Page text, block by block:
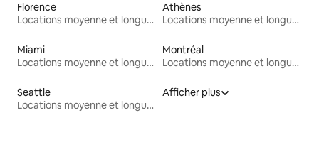
Florence
Locations moyenne et longue durée
Athènes
Locations moyenne et longue durée
Miami
Locations moyenne et longue durée
Montréal
Locations moyenne et longue durée
Seattle
Locations moyenne et longue durée
Afficher plus